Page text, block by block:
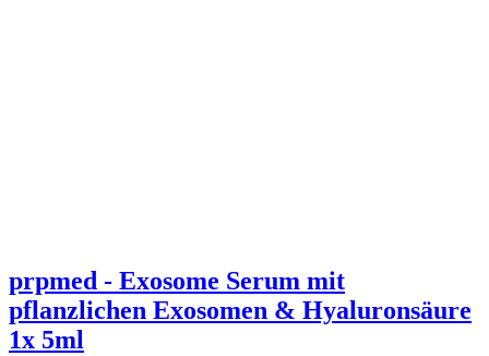
prpmed - Exosome Serum mit
pflanzlichen Exosomen & Hyaluronsäure
1x 5ml